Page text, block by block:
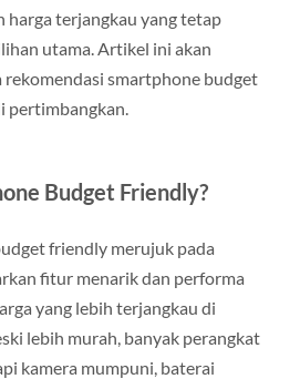
harga terjangkau yang tetap
utama. Artikel ini akan
rekomendasi smartphone budget
pertimbangkan.
Budget Friendly?
friendly merujuk pada
fitur menarik dan performa
yang lebih terjangkau di
lebih murah, banyak perangkat
kamera mumpuni, baterai